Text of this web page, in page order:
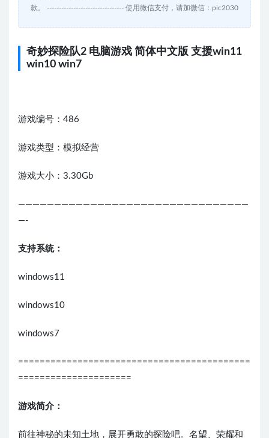
款。 -------------------------------- 使用微信支付，请加微信：pic2030
奇妙探险队2 电脑游戏 简体中文版 支援win11
win10 win7
游戏编号：486
游戏类型：模拟经营
游戏大小：3.30Gb
————————————————————————————————
—-
支持系统：
windows11
windows10
windows7
===========================================
=====================
游戏简介：
前往神秘的未知土地，展开勇敢的探险吧。名望、荣耀和